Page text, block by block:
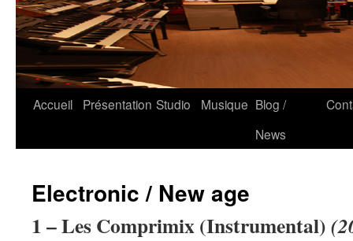
Accueil Présentation Studio Musique Blog /
News
Electronic / New age
1 – Les Comprimix (Instrumental)